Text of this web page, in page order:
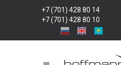
+7 (701) 428 80 14
+7 (701) 428 80 10